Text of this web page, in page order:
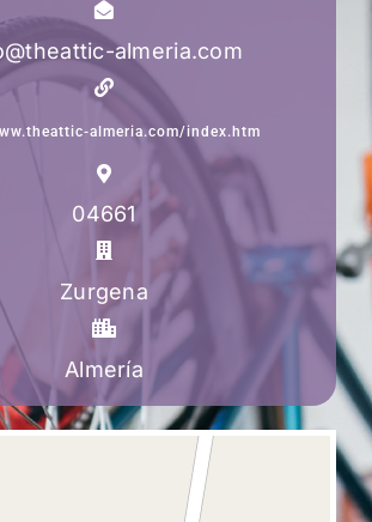
almeria.com
almeria.com/index.htm
04661
Zurgena
Almería